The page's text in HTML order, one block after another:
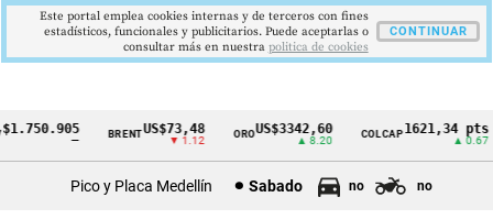
Cintillo
BRENT US$73,48
▼ 1.12
OROUS$3342,60
▲ 8.20
COLCAP1621,34 pts
▲ 0.67
Pico y Placa Medellín Sabado no no
Este portal emplea cookies internas y de terceros con fines
estadísticos, funcionales y publicitarios. Puede aceptarlas o
consultar más en nuestra politica de cookies
CONTINUAR